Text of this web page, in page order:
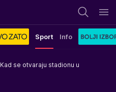
Sport Info
Kad se otvaraju stadionu u